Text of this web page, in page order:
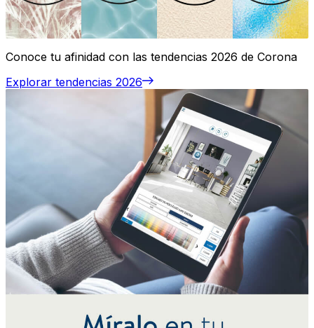
Conoce tu afinidad con las tendencias 2026 de Corona
Explorar tendencias 2026